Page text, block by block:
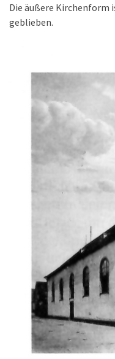
Die äußere Kirchenform
geblieben.